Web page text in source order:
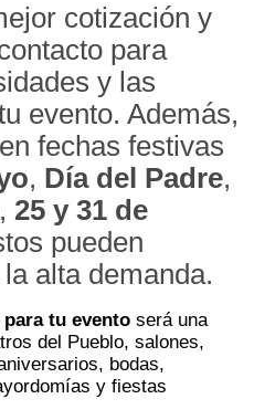
cotización y
para
y las
evento. Además,
fechas festivas
, Día del Padre,
, 25 y 31 de
pueden
alta demanda.
tu evento será una
del Pueblo, salones,
bodas,
y fiestas